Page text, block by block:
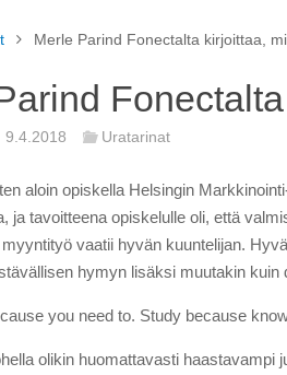
Merle Parind Fonectalta kirjoittaa,
9.4.2018 Uratarinat
aloin opiskella Helsingin
ja tavoitteena opiskelulle oli, että
vaatii hyvän kuuntelijan.
hymyn lisäksi muutakin kuin
you need to. Study because
olikin huomattavasti haastavampi